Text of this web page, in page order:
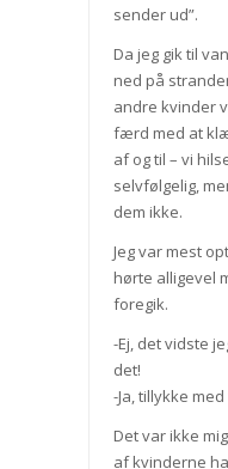
sender ud”.
Da jeg gik til
ned på
andre kvinder
færd med at
af og til – vi
selvfølgelig,
dem ikke.
Jeg var mest
hørte alligevel
foregik.
-Ej, det vidste
det!
-Ja, tillykke
Det var ikke
af kvinderne